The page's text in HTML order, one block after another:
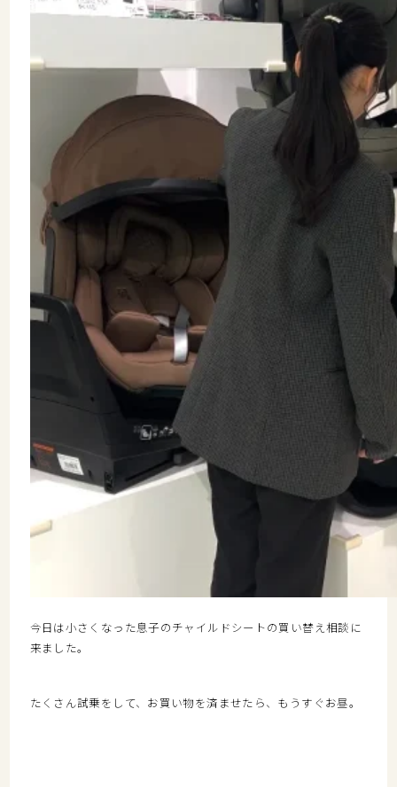
今日は小さくなった息子のチャイルドシートの買い替え相談に
来ました。
たくさん試乗をして、お買い物を済ませたら、もうすぐお昼。